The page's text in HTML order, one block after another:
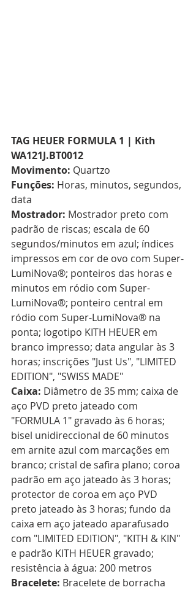
TAG HEUER FORMULA 1 | Kith
WA121J.BT0012
Movimento: Quartzo
Funções: Horas, minutos, segundos,
data
Mostrador: Mostrador preto com
padrão de riscas; escala de 60
segundos/minutos em azul; índices
impressos em cor de ovo com Super-
LumiNova®; ponteiros das horas e
minutos em ródio com Super-
LumiNova®; ponteiro central em
ródio com Super-LumiNova® na
ponta; logotipo KITH HEUER em
branco impresso; data angular às 3
horas; inscrições "Just Us", "LIMITED
EDITION", "SWISS MADE"
Caixa: Diâmetro de 35 mm; caixa de
aço PVD preto jateado com
"FORMULA 1" gravado às 6 horas;
bisel unidireccional de 60 minutos
em arnite azul com marcações em
branco; cristal de safira plano; coroa
padrão em aço jateado às 3 horas;
protector de coroa em aço PVD
preto jateado às 3 horas; fundo da
caixa em aço jateado aparafusado
com "LIMITED EDITION", "KITH & KIN"
e padrão KITH HEUER gravado;
resistência à água: 200 metros
Bracelete: Bracelete de borracha